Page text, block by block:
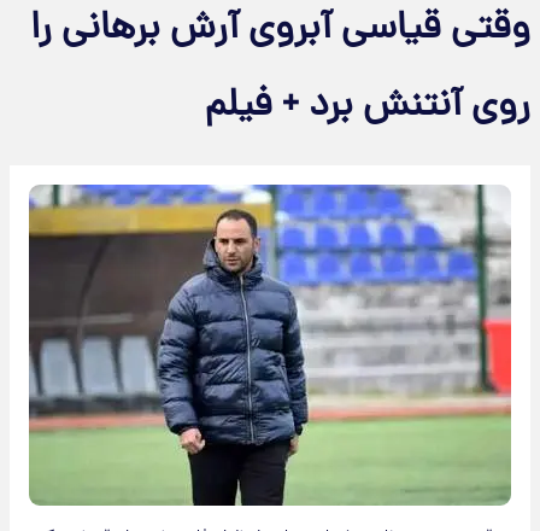
وقتی قیاسی آبروی آرش برهانی را
روی آنتنش برد + فیلم